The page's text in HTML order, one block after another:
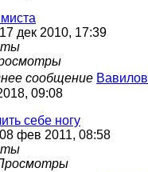
17 дек 2010, 17:39
сообщение Вавилов
09:08
себе ногу
08 фев 2011, 08:58